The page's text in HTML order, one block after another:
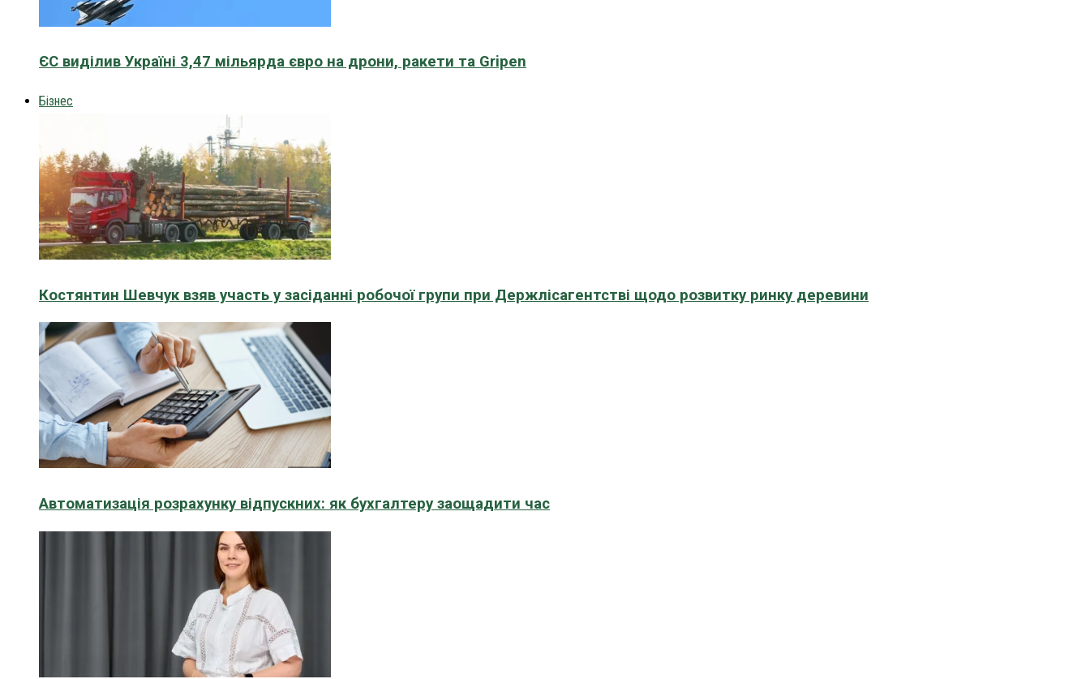
ЄС виділив Україні 3,47 мільярда євро на дрони, ракети та Gripen
Бізнес
Костянтин Шевчук взяв участь у засіданні робочої групи при Держлісагентстві щодо розвитку ринку деревини
Автоматизація розрахунку відпускних: як бухгалтеру заощадити час